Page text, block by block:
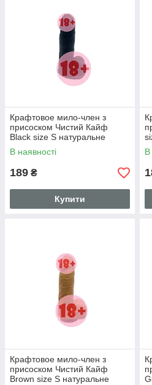
Крафтовое мило-член з
присоском Чистий Кайф
Black size S натуральне
В наявності
189 ₴
Купити
В
Крафтовое мило-член з
присоском Чистий Кайф
Brown size S натуральне